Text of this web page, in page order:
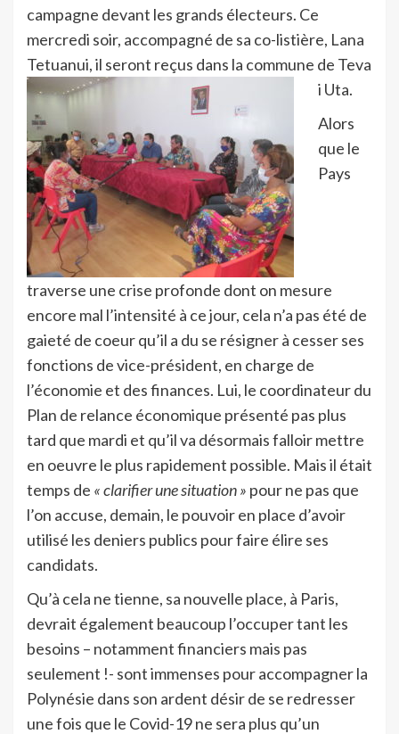
campagne devant les grands électeurs. Ce
mercredi soir, accompagné de sa co-listière, Lana
Tetuanui, il seront reçus dans la commune de Teva
i Uta.
Alors
que le
Pays
traverse une crise profonde dont on mesure
encore mal l’intensité à ce jour, cela n’a pas été de
gaieté de coeur qu’il a du se résigner à cesser ses
fonctions de vice-président, en charge de
l’économie et des finances. Lui, le coordinateur du
Plan de relance économique présenté pas plus
tard que mardi et qu’il va désormais falloir mettre
en oeuvre le plus rapidement possible. Mais il était
temps de « clarifier une situation » pour ne pas que
l’on accuse, demain, le pouvoir en place d’avoir
utilisé les deniers publics pour faire élire ses
candidats.
Qu’à cela ne tienne, sa nouvelle place, à Paris,
devrait également beaucoup l’occuper tant les
besoins – notamment financiers mais pas
seulement !- sont immenses pour accompagner la
Polynésie dans son ardent désir de se redresser
une fois que le Covid-19 ne sera plus qu’un